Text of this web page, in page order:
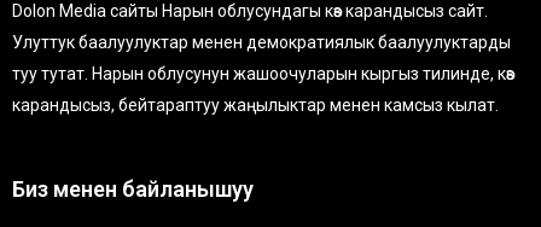
Dolon Media сайты Нарын облусундагы көз карандысыз сайт.
Улуттук баалуулуктар менен демократиялык баалуулуктарды
туу тутат. Нарын облусунун жашоочуларын кыргыз тилинде, көз
карандысыз, бейтараптуу жаңылыктар менен камсыз кылат.
Биз менен байланышуу